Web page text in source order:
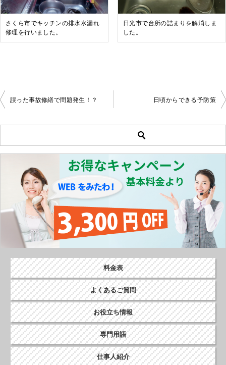
さくら市でキッチンの排水水漏れ
修理を行いました。
日光市で台所の詰まりを解消しま
した。
投
稿
ビ
ゲ
ー
シ
ョ
ン
誤った事故修繕で問題発生！？ 日頃からできる予防策
料金表
よくあるご質問
お役立ち情報
専門用語
仕事人紹介